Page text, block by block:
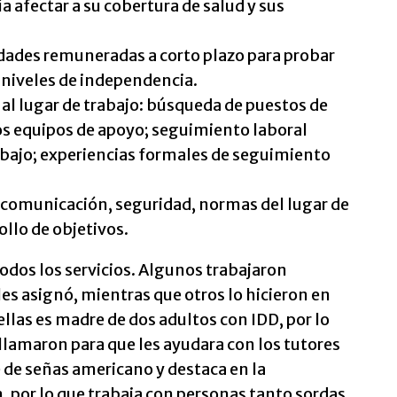
afectar a su cobertura de salud y sus
remuneradas a corto plazo para probar
de independencia.
lugar de trabajo: búsqueda de puestos de
equipos de apoyo; seguimiento laboral
experiencias formales de seguimiento
seguridad, normas del lugar de
de objetivos.
los servicios. Algunos trabajaron
asignó, mientras que otros lo hicieron en
es madre de dos adultos con IDD, por lo
para que les ayudara con los tutores
señas americano y destaca en la